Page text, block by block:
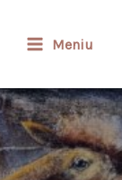
Meniu